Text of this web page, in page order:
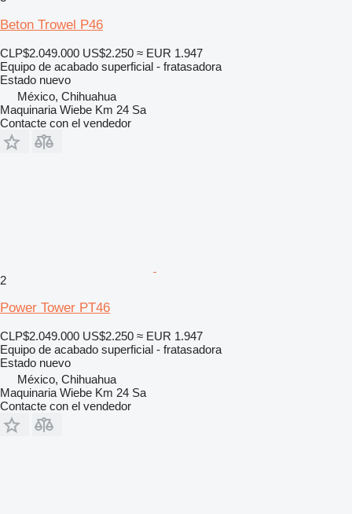
Beton Trowel P46
CLP$2.049.000 US$2.250 ≈ EUR 1.947
Equipo de acabado superficial - fratasadora
Estado nuevo
México, Chihuahua
Maquinaria Wiebe Km 24 Sa
Contacte con el vendedor
2
Power Tower PT46
CLP$2.049.000 US$2.250 ≈ EUR 1.947
Equipo de acabado superficial - fratasadora
Estado nuevo
México, Chihuahua
Maquinaria Wiebe Km 24 Sa
Contacte con el vendedor